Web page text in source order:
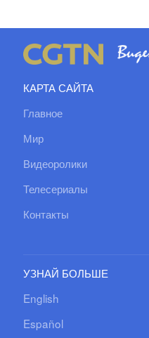
КАРТА САЙТА
Главное
Мир
Видеоролики
Телесериалы
Контакты
УЗНАЙ БОЛЬШЕ
English
Español